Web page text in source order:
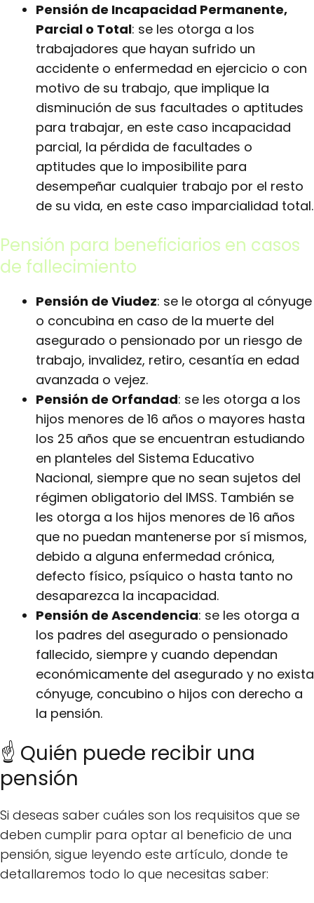
Pensión de Incapacidad Permanente,
Parcial o Total: se les otorga a los
trabajadores que hayan sufrido un
accidente o enfermedad en ejercicio o con
motivo de su trabajo, que implique la
disminución de sus facultades o aptitudes
para trabajar, en este caso incapacidad
parcial, la pérdida de facultades o
aptitudes que lo imposibilite para
desempeñar cualquier trabajo por el resto
de su vida, en este caso imparcialidad total.
Pensión para beneficiarios en casos
de fallecimiento
Pensión de Viudez: se le otorga al cónyuge
o concubina en caso de la muerte del
asegurado o pensionado por un riesgo de
trabajo, invalidez, retiro, cesantía en edad
avanzada o vejez.
Pensión de Orfandad: se les otorga a los
hijos menores de 16 años o mayores hasta
los 25 años que se encuentran estudiando
en planteles del Sistema Educativo
Nacional, siempre que no sean sujetos del
régimen obligatorio del IMSS. También se
les otorga a los hijos menores de 16 años
que no puedan mantenerse por sí mismos,
debido a alguna enfermedad crónica,
defecto físico, psíquico o hasta tanto no
desaparezca la incapacidad.
Pensión de Ascendencia: se les otorga a
los padres del asegurado o pensionado
fallecido, siempre y cuando dependan
económicamente del asegurado y no exista
cónyuge, concubino o hijos con derecho a
la pensión.
☝ Quién puede recibir una
pensión
Si deseas saber cuáles son los requisitos que se
deben cumplir para optar al beneficio de una
pensión, sigue leyendo este artículo, donde te
detallaremos todo lo que necesitas saber: